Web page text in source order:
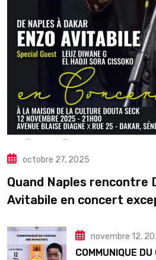
octobre 27, 2025
Quand Naples rencontre
Avitabile en concert
novembre 12,
COMMUNIQUE